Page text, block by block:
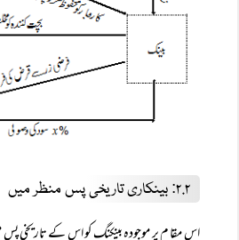
۲.۲: بینکاری تاریخی پس منظر میں